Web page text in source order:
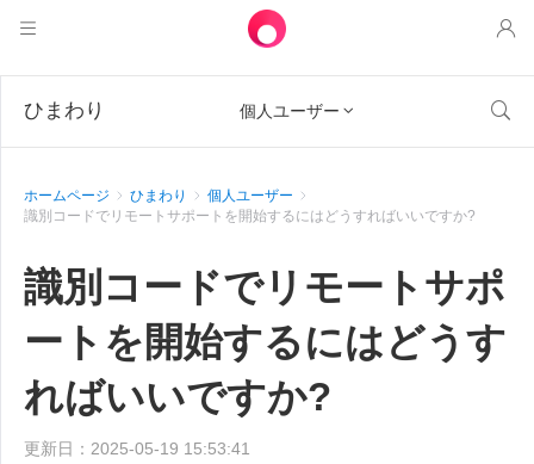
アウェシード
AweShell
NATトラバーサルエキスパート
ソリューション
ITオペレーション & サポート
テクニカルサポート
インダストリアルIoT
ダウンロード
AweSeedクライアント
AweShellクライアント
価格
AweSunパーソナルプラン
AweSeedビジネスプラン
リソース
リソース
パートナー
ひまわり 個人ユーザー  
ホームページ ひまわり
個人ユーザー
識別コードでリモートサポートを開始するにはどうすればいいですか?
識別コードでリモートサポ
ートを開始するにはどうす
ればいいですか?
更新日：2025-05-19 15:53:41